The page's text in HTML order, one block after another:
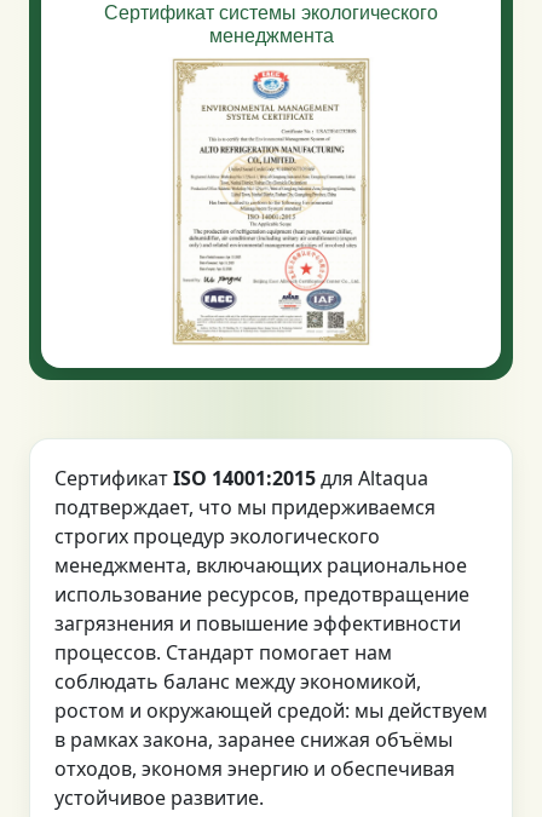
Сертификат системы экологического
менеджмента
СертификатISO 14001:2015для Altaqua
подтверждает, что мы придерживаемся
строгих процедур экологического
менеджмента, включающих рациональное
использование ресурсов, предотвращение
загрязнения и повышение эффективности
процессов. Стандарт помогает нам
соблюдать баланс между экономикой,
ростом и окружающей средой: мы действуем
в рамках закона, заранее снижая объёмы
отходов, экономя энергию и обеспечивая
устойчивое развитие.